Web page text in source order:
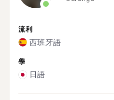
流利
西班牙語
學
日語